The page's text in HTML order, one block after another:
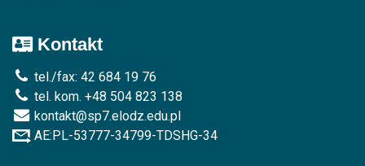
Kontakt
tel./fax: 42 684 19 76
tel. kom. +48 504 823 138
kontakt@sp7.elodz.edu.pl
AE:PL-53777-34799-TDSHG-34